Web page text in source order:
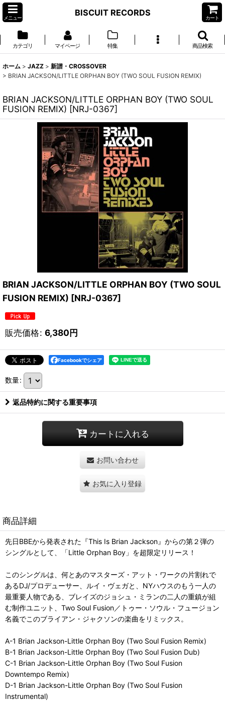
メニュー
BISCUIT RECORDS
カート
カテゴリ マイページ 特集 商品検索
ホーム > JAZZ > 新譜・CROSSOVER
> BRIAN JACKSON/LITTLE ORPHAN BOY (TWO SOUL FUSION REMIX)
BRIAN JACKSON/LITTLE ORPHAN BOY (TWO SOUL
FUSION REMIX) [NRJ-0367]
BRIAN JACKSON/LITTLE ORPHAN BOY (TWO SOUL
FUSION REMIX) [NRJ-0367]
販売価格: 6,380円
Facebookでシェア
数量:
返品特約に関する重要事項
カートに入れる
お問い合わせ
お気に入り登録
商品詳細
先日BBEから発表された『This Is Brian Jackson』からの第２弾の
シングルとして、「Little Orphan Boy」を超限定リリース！
このシングルは、何とあのマスターズ・アット・ワークの片割れで
あるDJ/プロデューサー、ルイ・ヴェガと、NYハウスのもう一人の
最重要人物である、ブレイズのジョシュ・ミランの二人の重鎮が組
む制作ユニット、Two Soul Fusion／トゥー・ソウル・フュージョン
名義でこのブライアン・ジャクソンの楽曲をリミックス。
A-1 Brian Jackson-Little Orphan Boy (Two Soul Fusion Remix)
B-1 Brian Jackson-Little Orphan Boy (Two Soul Fusion Dub)
C-1 Brian Jackson-Little Orphan Boy (Two Soul Fusion
Downtempo Remix)
D-1 Brian Jackson-Little Orphan Boy (Two Soul Fusion
Instrumental)